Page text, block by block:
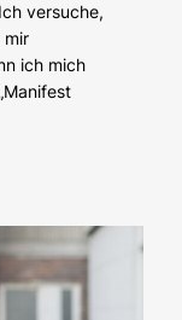
versuche,
mir
ich mich